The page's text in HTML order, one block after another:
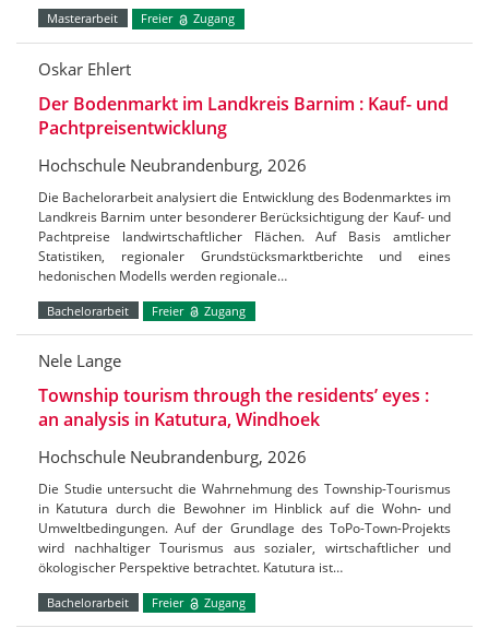
Masterarbeit Freier Zugang
Oskar Ehlert
Der Bodenmarkt im Landkreis Barnim : Kauf- und
Pachtpreisentwicklung
Hochschule Neubrandenburg, 2026
Die Bachelorarbeit analysiert die Entwicklung des Bodenmarktes im
Landkreis Barnim unter besonderer Berücksichtigung der Kauf- und
Pachtpreise landwirtschaftlicher Flächen. Auf Basis amtlicher
Statistiken, regionaler Grundstücksmarktberichte und eines
hedonischen Modells werden regionale…
Bachelorarbeit Freier Zugang
Nele Lange
Township tourism through the residents’ eyes :
an analysis in Katutura, Windhoek
Hochschule Neubrandenburg, 2026
Die Studie untersucht die Wahrnehmung des Township-Tourismus
in Katutura durch die Bewohner im Hinblick auf die Wohn- und
Umweltbedingungen. Auf der Grundlage des ToPo-Town-Projekts
wird nachhaltiger Tourismus aus sozialer, wirtschaftlicher und
ökologischer Perspektive betrachtet. Katutura ist…
Bachelorarbeit Freier Zugang